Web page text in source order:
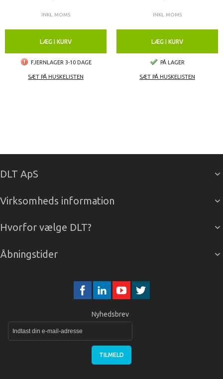
INKL. MOMS
LÆG I KURV
FJERNLAGER 3-10 DAGE
SÆT PÅ HUSKELISTEN
INKL. MOMS
LÆG I KURV
PÅ LAGER
SÆT PÅ HUSKELISTEN
DLT ApS
Virksomheds information
Hvorfor vælge DLT?
Åbningstider
Nyhedsbrev
TILMELD